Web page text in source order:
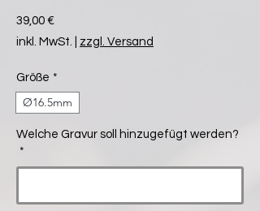
39,00 €Preis
inkl. MwSt.
zzgl. Versand
Größe *
Ø16.5mm
Welche Gravur soll hinzugefügt werden?
*